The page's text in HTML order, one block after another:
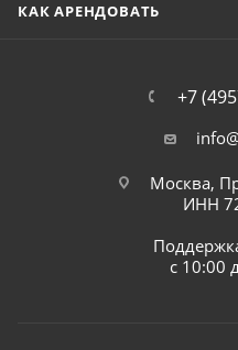
КАК АРЕНДОВАТЬ
+7
Москва,
ИНН
с 10:00